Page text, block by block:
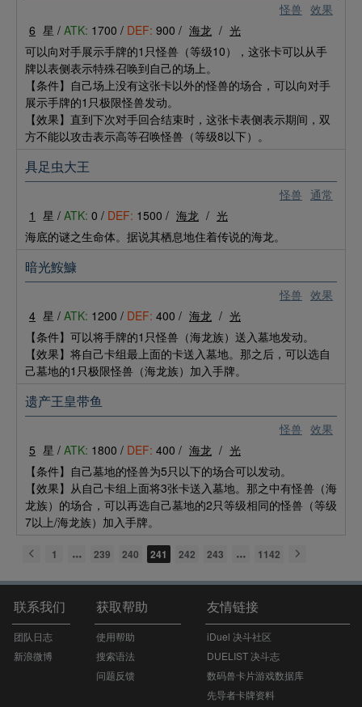
怪兽 效果
6 星 / ATK: 1700 / DEF: 900 / 海龙 / 光
可以向对手展示手牌的1只怪兽（等级10），这张卡可以从手
牌以表侧表示特殊召唤到自己的场上。
【条件】自己场上没有这张卡以外的怪兽的场合，可以向对手
展示手牌的1只极限怪兽发动。
【效果】直到下次对手回合结束时，这张卡表侧表示期间，双
方不能以攻击表示高等召唤怪兽（等级8以下）。
怪兽 通常
具足虫大王
1 星 / ATK: 0 / DEF: 1500 / 海龙 / 光
海底的谜之生命体。据说其栖息地住着传说的海龙。
怪兽 效果
暗光鮟鱇
4 星 / ATK: 1200 / DEF: 400 / 海龙 / 光
【条件】可以将手牌的1只怪兽（海龙族）送入墓地发动。
【效果】将自己卡组最上面的卡送入墓地。那之后，可以选自
己墓地的1只极限怪兽（海龙族）加入手牌。
怪兽 效果
遗产王皇带鱼
5 星 / ATK: 1800 / DEF: 400 / 海龙 / 光
【条件】自己墓地的怪兽为5只以下的场合可以发动。
【效果】从自己卡组上面将3张卡送入墓地。那之中有怪兽（海
龙族）的场合，可以再选自己墓地的2只等级相同的怪兽（等级
7以上/海龙族）加入手牌。
1 239 240 241 242 243 1142
联系我们
团队日志
新浪微博
获取帮助
使用帮助
搜索语法
问题反馈
友情链接
iDuel 决斗社区
DUELIST 决斗志
数码兽卡片游戏数据库
先导者卡牌资料